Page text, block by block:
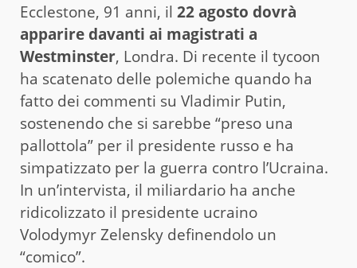
Ecclestone, 91 anni, il 22 agosto dovrà
apparire davanti ai magistrati a
Westminster, Londra. Di recente il tycoon
ha scatenato delle polemiche quando ha
fatto dei commenti su Vladimir Putin,
sostenendo che si sarebbe “preso una
pallottola” per il presidente russo e ha
simpatizzato per la guerra contro l’Ucraina.
In un’intervista, il miliardario ha anche
ridicolizzato il presidente ucraino
Volodymyr Zelensky definendolo un
“comico”.